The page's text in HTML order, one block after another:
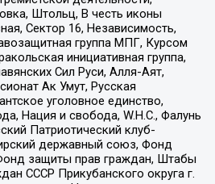
Штольц, В честь иконы
Сектор 16, Независимость,
группа МПГ, Курсом
инициативная группа,
Сил Руси, Алля-Аят,
Ак Умут, Русская
уголовное единство,
Нация и свобода, W.H.С., Фалунь
Патриотический клуб-
державный союз, Фонд
защиты прав граждан, Штабы
СССР Прикубанского округа г.